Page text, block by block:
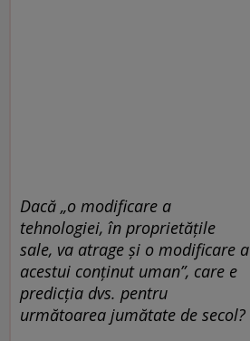
Dacă „o modificare a
tehnologiei, în proprietățile
sale, va atrage și o modificare a
acestui conținut uman”, care e
predicția dvs. pentru
următoarea jumătate de secol?